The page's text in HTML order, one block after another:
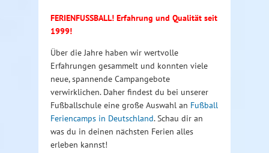
FERIENFUSSBALL! Erfahrung und Qualität seit
1999!
Über die Jahre haben wir wertvolle
Erfahrungen gesammelt und konnten viele
neue, spannende Campangebote
verwirklichen. Daher findest du bei unserer
Fußballschule eine große Auswahl an Fußball
Feriencamps in Deutschland. Schau dir an
was du in deinen nächsten Ferien alles
erleben kannst!